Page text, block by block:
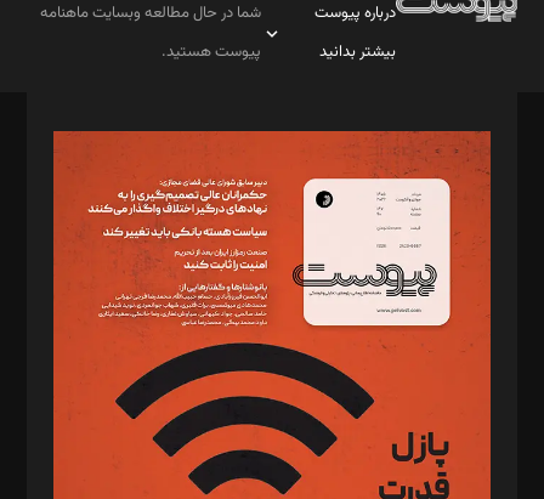
درباره پیوست
بیشتر بدانید
شما در حال مطالعه وبسایت ماهنامه
پیوست هستید.
مدیر مسئول: محمدباقر اثنی‌عشری
سردبیر: مهرک محمودی
دبیر تحریریه: میثم قاسمی
د‌بیر ناداستان: سمانه سمیع
د‌بیر خدمت و تجارت: ابوالفضل رجبی
د‌بیر حقوق فناوری: حسام‌الدین ایپکچی
د‌بیر پیوست جهان: مینا پاکدل
د‌بیر تحریریه آنلاین: بابک نقاش
تحریریه‌: مجتبی محمود‌ی، آرش برهمند، یسنا امان‌پور، سروش کرمیان،
مصطفی مسجدی آرانی، ابوالفضل رجبی، زهرا فکرانه، فائزه فتحی
رستمی،مصطفی باستان